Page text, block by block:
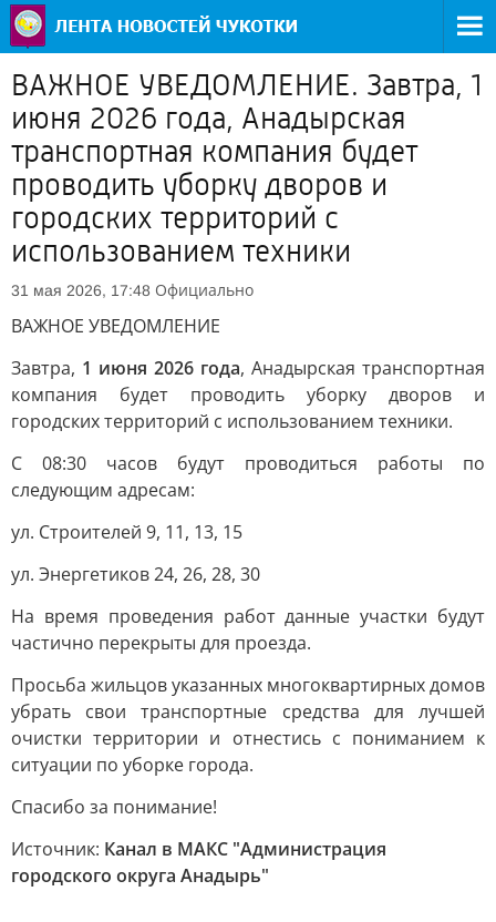
ВАЖНОЕ УВЕДОМЛЕНИЕ. Завтра, 1
июня 2026 года, Анадырская
транспортная компания будет
проводить уборку дворов и
городских территорий с
использованием техники
31 мая 2026, 17:48 Официально
ВАЖНОЕ УВЕДОМЛЕНИЕ
Завтра, 1 июня 2026 года, Анадырская транспортная
компания будет проводить уборку дворов и
городских территорий с использованием техники.
С 08:30 часов будут проводиться работы по
следующим адресам:
ул. Строителей 9, 11, 13, 15
ул. Энергетиков 24, 26, 28, 30
На время проведения работ данные участки будут
частично перекрыты для проезда.
Просьба жильцов указанных многоквартирных домов
убрать свои транспортные средства для лучшей
очистки территории и отнестись с пониманием к
ситуации по уборке города.
Спасибо за понимание!
Источник: Канал в МАКС "Администрация
городского округа Анадырь"